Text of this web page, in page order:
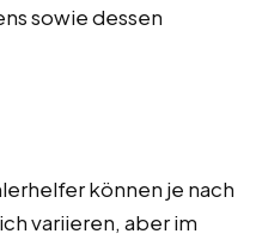
sowie dessen
können je nach
variieren, aber im